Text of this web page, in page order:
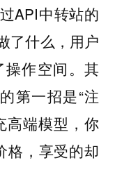
API中转站的
了什么，用户
作空间。其
第一招是“注
高端模型，你
格，享受的却